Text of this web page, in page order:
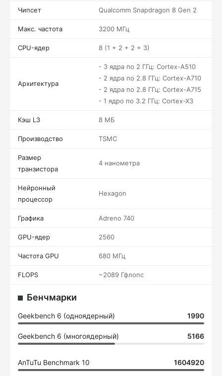
Чипсет Qualcomm Snapdragon 8 Gen 2
Макс. частота 3200 МГц
CPU-ядер 8 (1 + 2 + 2 + 3)
Архитектура
- 3 ядра по 2 ГГц: Cortex-A510
- 2 ядра по 2.8 ГГц: Cortex-A710
- 2 ядра по 2.8 ГГц: Cortex-A715
- 1 ядро по 3.2 ГГц: Cortex-X3
Кэш L3 8 МБ
Производство TSMC
Размер
транзистора
4 нанометра
Нейронный
процессор
Hexagon
Графика Adreno 740
GPU-ядер 2560
Частота GPU 680 МГц
FLOPS ~2089 Гфлопс
Бенчмарки
Geekbench 6 (одноядерный) 1990
Geekbench 6 (многоядерный) 5166
AnTuTu Benchmark 10 1604920